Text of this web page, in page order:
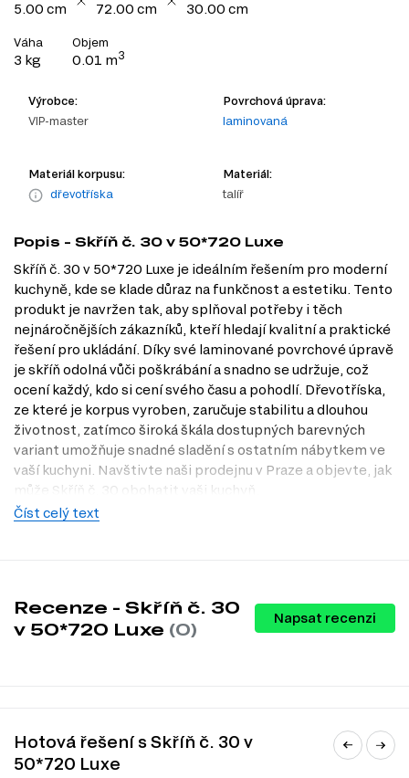
5.00 cm 72.00 cm 30.00 cm
Váha
3 kg
Objem
0.01 m3
Výrobce:
VIP-master
Povrchová úprava:
laminovaná
Materiál korpusu:
dřevotříska
Materiál:
talíř
Popis - Skříň č. 30 v 50*720 Luxe
Skříň č. 30 v 50*720 Luxe je ideálním řešením pro moderní
kuchyně, kde se klade důraz na funkčnost a estetiku. Tento
produkt je navržen tak, aby splňoval potřeby i těch
nejnáročnějších zákazníků, kteří hledají kvalitní a praktické
řešení pro ukládání. Díky své laminované povrchové úpravě
je skříň odolná vůči poškrábání a snadno se udržuje, což
ocení každý, kdo si cení svého času a pohodlí. Dřevotříska,
ze které je korpus vyroben, zaručuje stabilitu a dlouhou
životnost, zatímco široká škála dostupných barevných
variant umožňuje snadné sladění s ostatním nábytkem ve
vaší kuchyni. Navštivte naši prodejnu v Praze a objevte, jak
může Skříň č. 30 obohatit vaši kuchyň.
Dostupné modifikace produktu
patří:
kašmír
černá
dub Appalačský
Číst celý text
Recenze - Skříň č. 30
v 50*720 Luxe (0)
Napsat recenzi
Hotová řešení s Skříň č. 30 v
50*720 Luxe